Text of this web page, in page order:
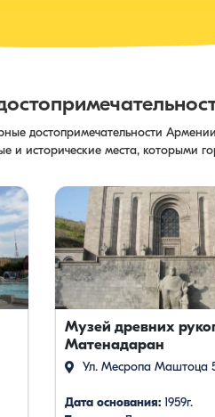
достопримечательности
и исторические места, которыми
Музей древних
Матенадаран
Ул. Месропа Маштоца
Дата основания: 1959г.